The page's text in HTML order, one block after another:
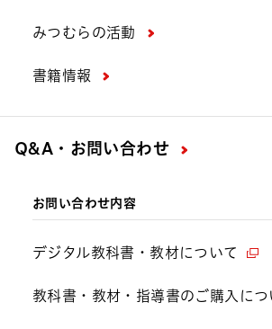
みつむらの活動
書籍情報
Q&A・お問い合わせ
お問い合わせ内容
デジタル教科書・教材について
教科書・教材・指導書のご購入につ